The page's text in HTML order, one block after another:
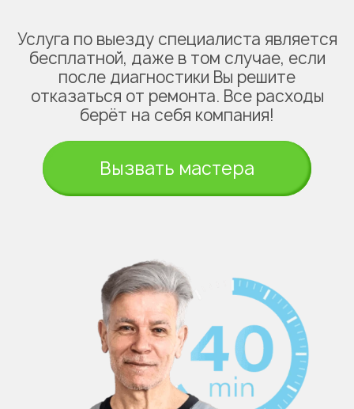
Услуга по выезду специалиста является
бесплатной, даже в том случае, если
после диагностики Вы решите
отказаться от ремонта. Все расходы
берёт на себя компания!
Вызвать мастера